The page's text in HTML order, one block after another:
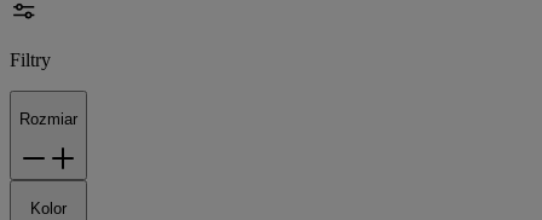
Filtry
Rozmiar
Kolor